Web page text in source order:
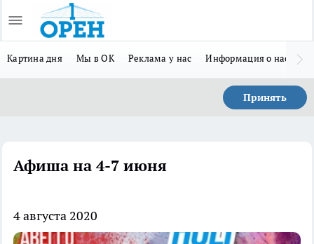
Картина дня Мы в ОК Реклама у нас Информация о нас
Принять
Афиша на 4-7 июня
4 августа 2020